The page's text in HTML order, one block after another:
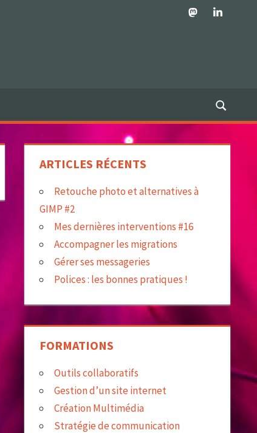
MastodonLinkedIn
ARTICLES RÉCENTS
Retouche photo et alternatives à
GIMP #2
Mes dernières interventions #16
Accompagner les migrations
Gérer ses messageries
Polices : les bonnes pratiques !
FORMATIONS
Outils collaboratifs
Gestion d’un site internet
Création Multimédia
Stratégie de communication